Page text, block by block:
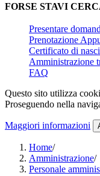
FORSE STAVI
Presentare
Prenotazione
Certificato di
Amministrazione
FAQ
Questo sito utilizza
Proseguendo nella
Maggiori informazioni
Home/
Amministrazione/
Personale